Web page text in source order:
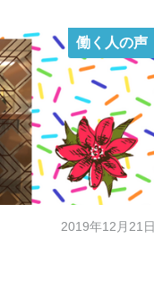
働く人の声
2019年12月21日